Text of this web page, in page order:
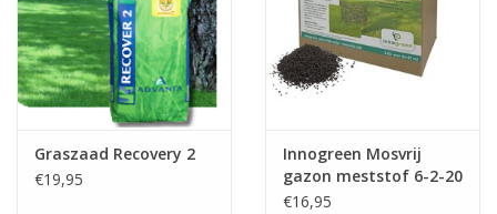
Graszaad Recovery 2
€19,95
Innogreen Mosvrij
gazon meststof 6-2-20
+ 3 Mgo
€16,95